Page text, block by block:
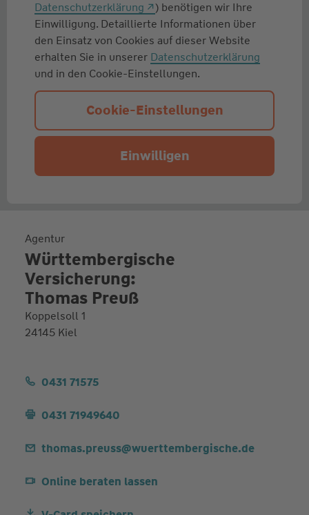
Datenschutzerklärung
) benötigen wir Ihre
Einwilligung. Detaillierte Informationen über
den Einsatz von Cookies auf dieser Website
erhalten Sie in unserer Datenschutzerklärung
und in den Cookie-Einstellungen.
Cookie-Einstellungen
Einwilligen
Agentur
Württembergische
Versicherung:
Thomas Preuß
Koppelsoll 1
24145 Kiel
0431 71575
0431 71949640
thomas.preuss@wuerttembergische.de
Online beraten lassen